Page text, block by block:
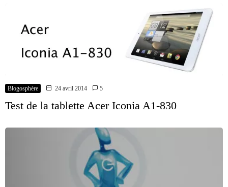
Blogosphère 24 avril 2014 5
Test de la tablette Acer Iconia A1-830